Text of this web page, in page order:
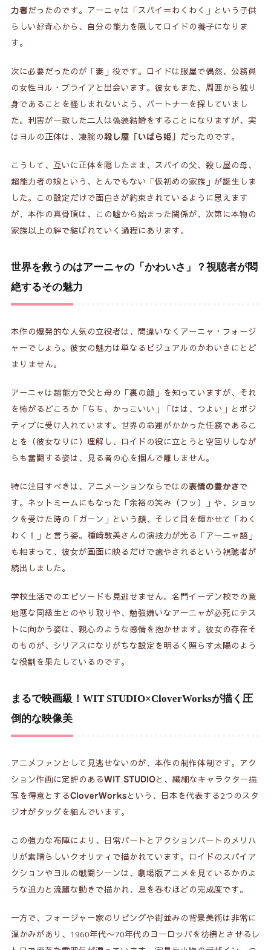
力者だったのです。アーニャは「スパイ＝わくわく」という子供
らしい好奇心から、自分の能力を隠してロイドの養子になりま
す。
次に必要だったのが「妻」役です。ロイドは服屋で偶然、公務員
の女性ヨル・ブライアと出会います。彼女もまた、周囲から独り
身であることを怪しまれないよう、パートナーを探していまし
た。利害が一致した二人は偽装結婚をすることになりますが、実
はヨルの正体は、凄腕の殺し屋「いばら姫」 だったのです。
こうして、互いに正体を隠したまま、スパイの父、殺し屋の母、
超能力者の娘という、とんでもない「仮初めの家族」が誕生しま
した。この設定だけで面白さが約束されているように思えます
が、本作の真骨頂は、この嘘から始まった関係が、次第に本物の
家族以上の絆で結ばれていく過程にあります。
世界を救うのはアーニャの「かわいさ」？視聴者が悶
絶するその魅力
本作の爆発的な人気の立役者は、間違いなくアーニャ・フォージ
ャーでしょう。彼女の魅力は単なるビジュアルのかわいさにとど
まりません。
アーニャは超能力で父と母の「裏の顔」を知っていますが、それ
を怖がるどころか「ちち、かっこいい」「はは、つよい」とポジ
ティブに受け入れています。世界の命運がかかった任務であるこ
とを（彼女なりに）理解し、ロイドの役に立とうと空回りしなが
らも奮闘する姿は、見る者の心を掴んで離しません。
特に注目すべきは、アニメーションならではの表情の豊かさ で
す。ネットミームにもなった「余裕の笑み（フッ）」や、ショッ
クを受けた時の「ガーン」という顔、そして目を輝かせて「わく
わく！」と言う姿。種﨑敦美さんの演技力が光る「アーニャ語」
も相まって、彼女が画面に映るだけで癒やされるという視聴者が
続出しました。
学校生活でのエピソードも見逃せません。名門イーデン校での意
地悪な同級生とのやり取りや、勉強嫌いなアーニャが必死にテス
トに向かう姿は、親心のような感情を抱かせます。彼女の存在そ
のものが、シリアスになりがちな設定を明るく照らす太陽のよう
な役割を果たしているのです。
まるで映画級！WIT STUDIO×CloverWorksが描く圧
倒的な映像美
アニメファンとして見逃せないのが、本作の制作体制です。アク
ション作画に定評のあるWIT STUDIOと、繊細なキャラクター描
写を得意とするCloverWorks という、日本を代表する2つのスタ
ジオがタッグを組んでいます。
この強力な布陣により、日常パートとアクションパートのメリハ
リが素晴らしいクオリティで描かれています。ロイドのスパイア
クションやヨルの戦闘シーンは、劇場版アニメを見ているかのよ
うな迫力と流麗な動きで描かれ、息を呑むほどの完成度です。
一方で、フォージャー家のリビングや街並みの背景美術は非常に
温かみがあり、1960年代〜70年代のヨーロッパを彷彿とさせるレ